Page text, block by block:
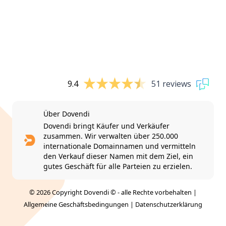
9.4 51 reviews
Über Dovendi
Dovendi bringt Käufer und Verkäufer
zusammen. Wir verwalten über 250.000
internationale Domainnamen und vermitteln
den Verkauf dieser Namen mit dem Ziel, ein
gutes Geschäft für alle Parteien zu erzielen.
© 2026 Copyright Dovendi © - alle Rechte vorbehalten |
Allgemeine Geschäftsbedingungen | Datenschutzerklärung